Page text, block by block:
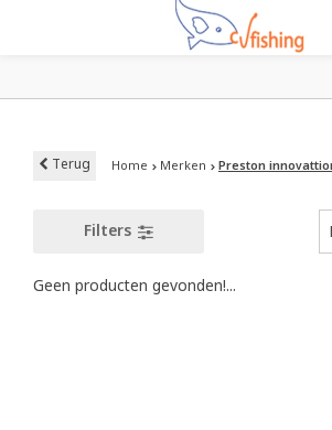
Terug Home Merken Preston
Filters
Geen producten gevonden!...